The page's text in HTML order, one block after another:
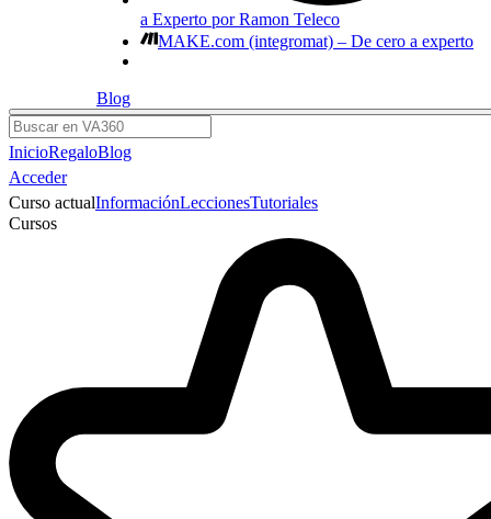
a Experto por Ramon Teleco
MAKE.com (integromat) – De cero a experto
Blog
Buscar
InicioRegaloBlog
Acceder
Curso actualInformaciónLeccionesTutoriales
Cursos